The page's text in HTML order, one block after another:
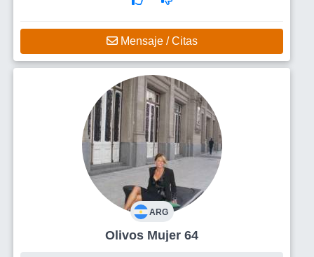
Mensaje / Citas
ARG
Olivos Mujer 64